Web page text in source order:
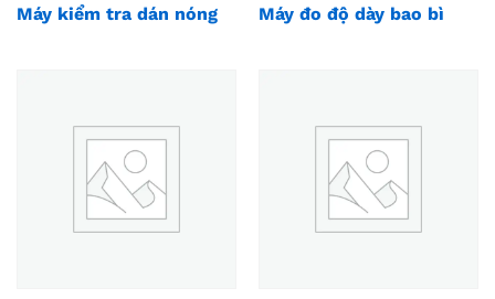
Máy kiểm tra dán nóng Máy đo độ dày bao bì